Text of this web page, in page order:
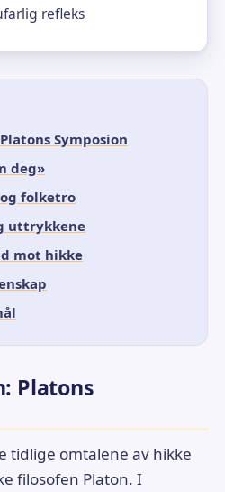
refleks
Symposion
deg»
folketro
uttrykkene
mot hikke
Platons
tidlige omtalene av hikke
filosofen Platon. I